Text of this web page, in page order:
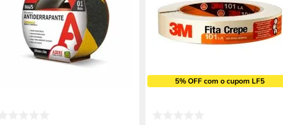
5% OFF com o cupom LF5